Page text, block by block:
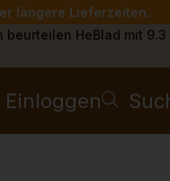
längere Lieferzeiten.
beurteilen HeBlad mit
Einloggen